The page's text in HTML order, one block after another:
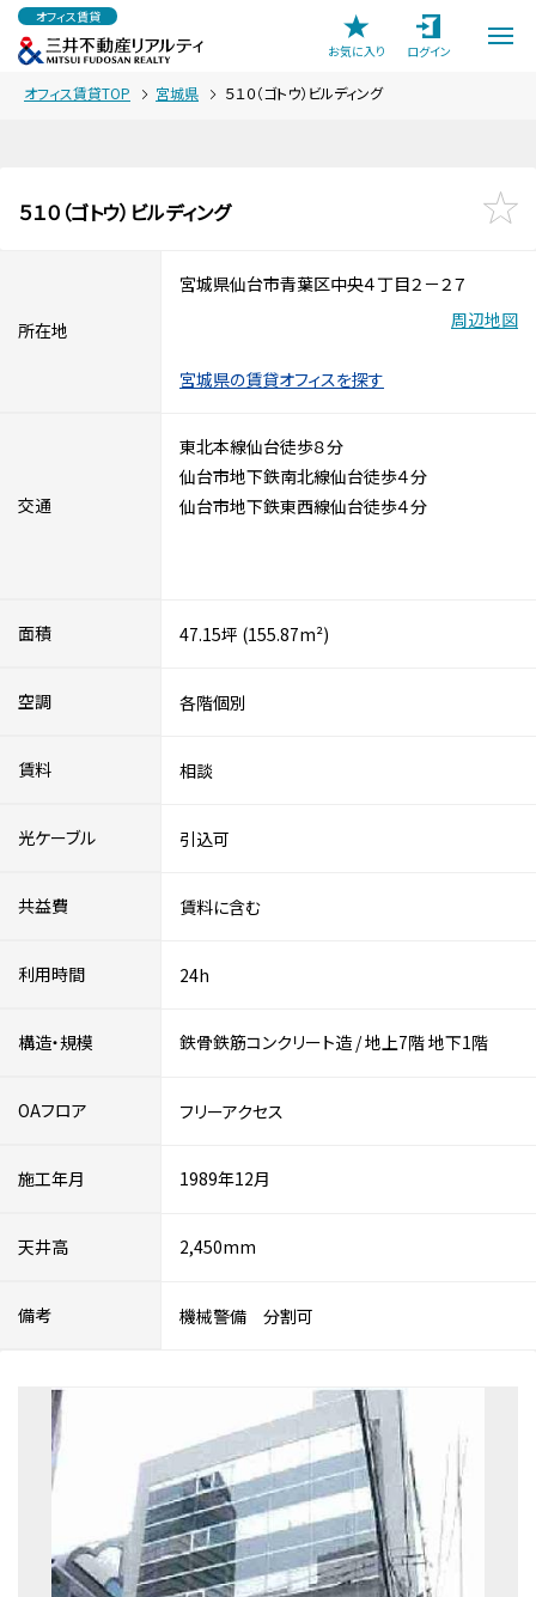
オフィス賃貸
お気に入り
ログイン
オフィス賃貸TOP 宮城県 ５１０（ゴトウ）ビルディング
５１０（ゴトウ）ビルディング
所在地
宮城県仙台市青葉区中央４丁目２－２７
周辺地図
宮城県の賃貸オフィスを探す
交通
東北本線仙台徒歩８分
仙台市地下鉄南北線仙台徒歩４分
仙台市地下鉄東西線仙台徒歩４分
面積 47.15坪 (155.87m²)
空調 各階個別
賃料 相談
光ケーブル 引込可
共益費 賃料に含む
利用時間 24h
構造・規模 鉄骨鉄筋コンクリート造 /地上7階地下1階
OAフロア フリーアクセス
施工年月 1989年12月
天井高 2,450mm
備考 機械警備 分割可